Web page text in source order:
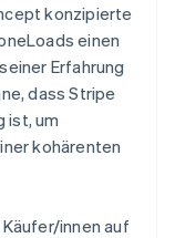
konzipierte
einen
Erfahrung
dass Stripe
ist, um
kohärenten
innen auf